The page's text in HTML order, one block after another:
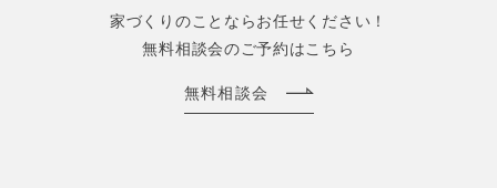
家づくりのことならお任せください！
無料相談会のご予約はこちら
無料相談会